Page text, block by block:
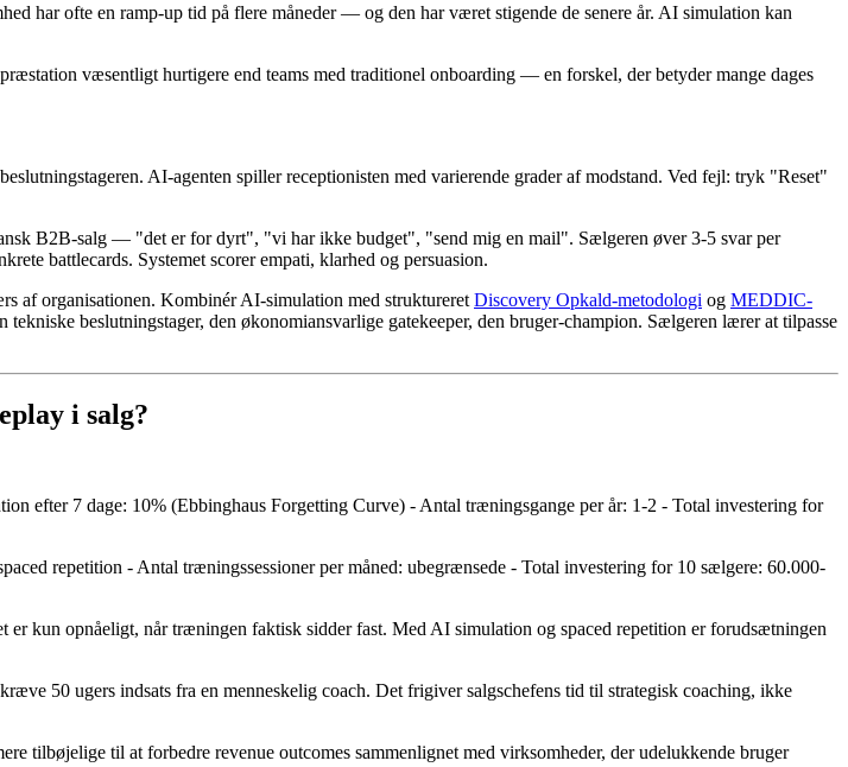
har ofte en ramp-up tid på flere måneder — og den har været stigende de senere år. AI simulation kan
væsentligt hurtigere end teams med traditionel onboarding — en forskel, der betyder mange dages
AI-agenten spiller receptionisten med varierende grader af modstand. Ved fejl: tryk "Reset"
B2B-salg — "det er for dyrt", "vi har ikke budget", "send mig en mail". Sælgeren øver 3-5 svar per
battlecards. Systemet scorer empati, klarhed og persuasion.
af organisationen. Kombinér AI-simulation med struktureret Discovery Opkald-metodologi og MEDDIC-
beslutningstager, den økonomiansvarlige gatekeeper, den bruger-champion. Sælgeren lærer at tilpasse
i salg?
efter 7 dage: 10% (Ebbinghaus Forgetting Curve) - Antal træningsgange per år: 1-2 - Total investering for
repetition - Antal træningssessioner per måned: ubegrænsede - Total investering for 10 sælgere: 60.000-
kun opnåeligt, når træningen faktisk sidder fast. Med AI simulation og spaced repetition er forudsætningen
50 ugers indsats fra en menneskelig coach. Det frigiver salgschefens tid til strategisk coaching, ikke
tilbøjelige til at forbedre revenue outcomes sammenlignet med virksomheder, der udelukkende bruger